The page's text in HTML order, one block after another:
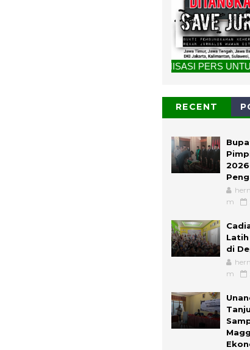
SERUAN LEMBAGA & ORGANISASI PERS UNTUK
RECENT
m
Latih
di
m